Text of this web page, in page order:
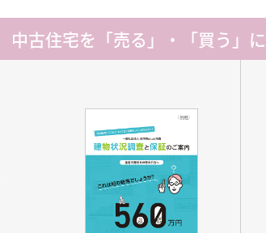
中古住宅を「売る」・「買う」に